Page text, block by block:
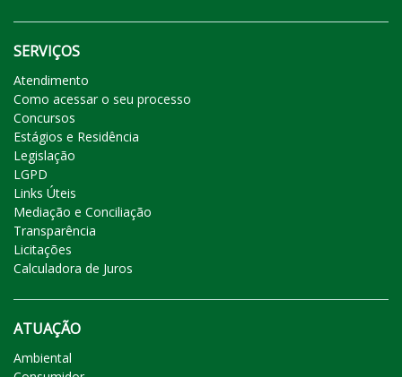
SERVIÇOS
Atendimento
Como acessar o seu processo
Concursos
Estágios e Residência
Legislação
LGPD
Links Úteis
Mediação e Conciliação
Transparência
Licitações
Calculadora de Juros
ATUAÇÃO
Ambiental